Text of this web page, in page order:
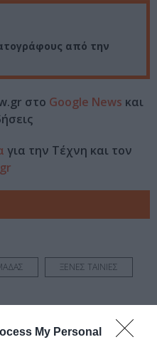
My Personal
από την
στο Google News και
για την Τέχνη και τον
ΞΕΝΕΣ ΤΑΙΝΙΕΣ